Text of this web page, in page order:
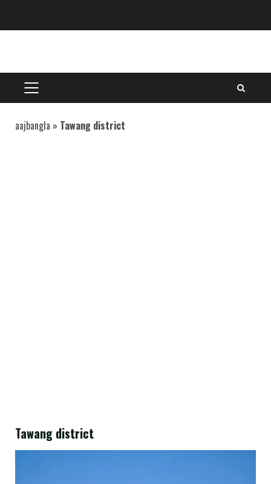
PRIMARY
MENU
aajbangla » Tawang district
Tawang district